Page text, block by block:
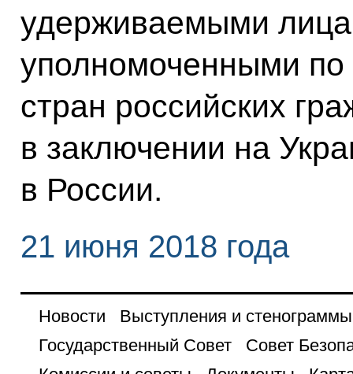
удерживаемыми
уполномоченными по
стран российских
в заключении на
в России.
21 июня 2018 года
Новости
Выступления и стенограммы
Государственный Совет
Совет